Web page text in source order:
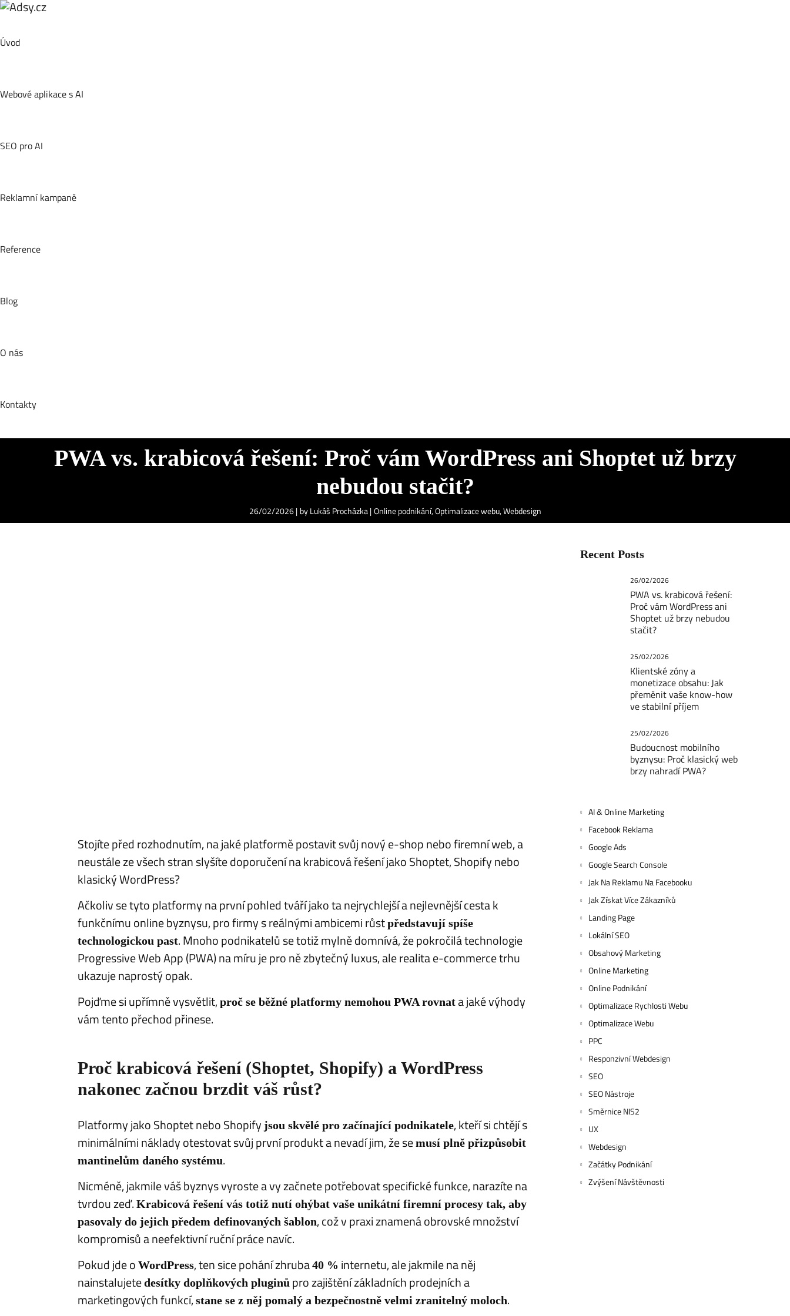
Úvod
Webové aplikace s AI
SEO pro AI
Reklamní kampaně
Reference
Blog
O nás
Kontakty
PWA vs. krabicová řešení: Proč vám WordPress ani Shoptet už brzy
nebudou stačit?
26/02/2026 byLukáš Procházka Online podnikání,Optimalizace webu,Webdesign
Stojíte před rozhodnutím, na jaké platformě postavit svůj nový e-shop nebo firemní web, a
neustále ze všech stran slyšíte doporučení na krabicová řešení jako Shoptet, Shopify nebo
klasický WordPress?
Ačkoliv se tyto platformy na první pohled tváří jako ta nejrychlejší a nejlevnější cesta k
funkčnímu online byznysu, pro firmy s reálnými ambicemi růstpředstavují spíše
technologickou past. Mnoho podnikatelů se totiž mylně domnívá, že pokročilá technologie
Progressive Web App (PWA) na míru je pro ně zbytečný luxus, ale realita e-commerce trhu
ukazuje naprostý opak.
Pojďme si upřímně vysvětlit, proč se běžné platformy nemohou PWA rovnata jaké výhody
vám tento přechod přinese.
​Proč krabicová řešení (Shoptet, Shopify) a WordPress
nakonec začnou brzdit váš růst?
​Platformy jako Shoptet nebo Shopify jsou skvělé pro začínající podnikatele, kteří si chtějí s
minimálními náklady otestovat svůj první produkt a nevadí jim, že semusí plně přizpůsobit
mantinelům daného systému.
​Nicméně, jakmile váš byznys vyroste a vy začnete potřebovat specifické funkce, narazíte na
tvrdou zeď. Krabicová řešení vás totiž nutí ohýbat vaše unikátní firemní procesy tak, aby
pasovaly do jejich předem definovaných šablon, což v praxi znamená obrovské množství
kompromisů a neefektivní ruční práce navíc.
Pokud jde o WordPress, ten sice pohání zhruba40 % internetu, ale jakmile na něj
nainstalujetedesítky doplňkových pluginů pro zajištění základních prodejních a
marketingových funkcí, stane se z něj pomalý a bezpečnostně velmi zranitelný moloch.
Recent Posts
26/02/2026
PWA vs. krabicová řešení:
Proč vám WordPress ani
Shoptet už brzy nebudou
stačit?
25/02/2026
Klientské zóny a
monetizace obsahu: Jak
přeměnit vaše know-how
ve stabilní příjem
25/02/2026
Budoucnost mobilního
byznysu: Proč klasický web
brzy nahradí PWA?
AI & Online Marketing
Facebook Reklama
Google Ads
Google Search Console
Jak Na Reklamu Na Facebooku
Jak Získat Více Zákazníků
Landing Page
Lokální SEO
Obsahový Marketing
Online Marketing
Online Podnikání
Optimalizace Rychlosti Webu
Optimalizace Webu
PPC
Responzivní Webdesign
SEO
SEO Nástroje
Směrnice NIS2
UX
Webdesign
Začátky Podnikání
Zvýšení Návštěvnosti